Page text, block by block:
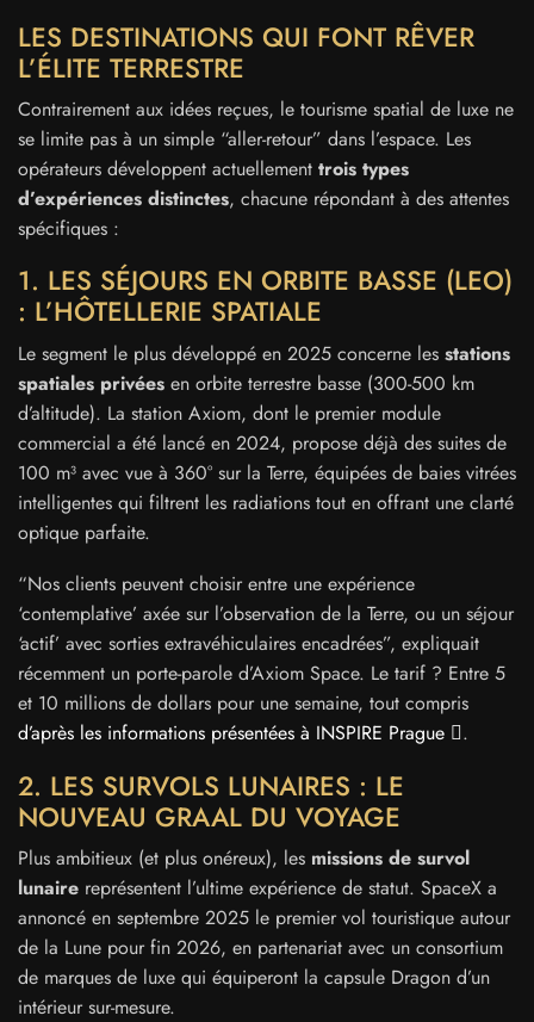
LES DESTINATIONS QUI FONT RÊVER
L’ÉLITE TERRESTRE
Contrairement aux idées reçues, le tourisme spatial de luxe ne
se limite pas à un simple “aller-retour” dans l’espace. Les
opérateurs développent actuellement trois types
d’expériences distinctes, chacune répondant à des attentes
spécifiques :
1. LES SÉJOURS EN ORBITE BASSE (LEO)
: L’HÔTELLERIE SPATIALE
Le segment le plus développé en 2025 concerne les stations
spatiales privées en orbite terrestre basse (300-500 km
d’altitude). La station Axiom, dont le premier module
commercial a été lancé en 2024, propose déjà des suites de
100 m³ avec vue à 360° sur la Terre, équipées de baies vitrées
intelligentes qui filtrent les radiations tout en offrant une clarté
optique parfaite.
“Nos clients peuvent choisir entre une expérience
‘contemplative’ axée sur l’observation de la Terre, ou un séjour
‘actif’ avec sorties extravéhiculaires encadrées”, expliquait
récemment un porte-parole d’Axiom Space. Le tarif ? Entre 5
et 10 millions de dollars pour une semaine, tout compris
d’après les informations présentées à INSPIRE Prague
.
2. LES SURVOLS LUNAIRES : LE
NOUVEAU GRAAL DU VOYAGE
Plus ambitieux (et plus onéreux), les missions de survol
lunaire représentent l’ultime expérience de statut. SpaceX a
annoncé en septembre 2025 le premier vol touristique autour
de la Lune pour fin 2026, en partenariat avec un consortium
de marques de luxe qui équiperont la capsule Dragon d’un
intérieur sur-mesure.